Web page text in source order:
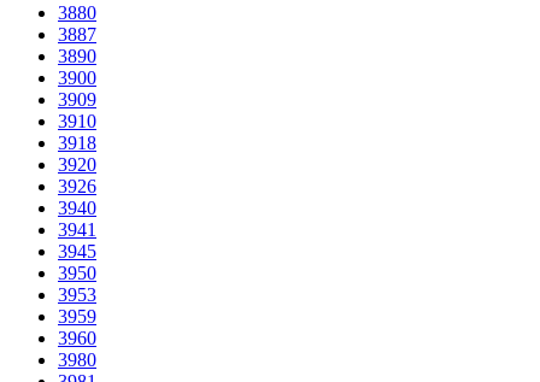
3880
3887
3890
3900
3909
3910
3918
3920
3926
3940
3941
3945
3950
3953
3959
3960
3980